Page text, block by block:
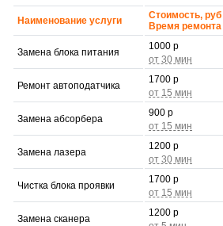
Наименование услуги
Стоимость, руб
Время ремонта
Замена блока питания
1000 р
Ремонт автоподатчика
1700 р
Замена абсорбера
900 р
Замена лазера
1200 р
Чистка блока проявки
1700 р
Замена сканера
1200 р